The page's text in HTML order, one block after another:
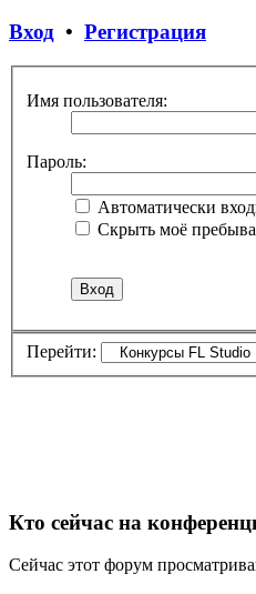
Вход • Регистрация
Имя пользователя:
Пароль:
Автоматически
Скрыть моё
Перейти:
Кто сейчас на
Сейчас этот форум